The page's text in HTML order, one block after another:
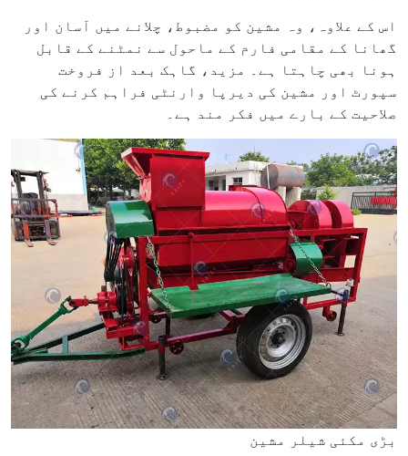
اس کے علاوہ، وہ مشین کو مضبوط، چلانے میں آسان اور
گھانا کے مقامی فارم کے ماحول سے نمٹنے کے قابل
ہونا بھی چاہتا ہے۔ مزید، گاہک بعد از فروخت
سپورٹ اور مشین کی دیرپا وارنٹی فراہم کرنے کی
صلاحیت کے بارے میں فکر مند ہے۔
بڑی مکئی شیلر مشین